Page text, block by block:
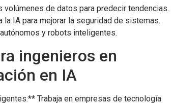
de datos para predecir tendencias.
IA para mejorar la seguridad de sistemas.
y robots inteligentes.
ingenieros en
en IA
Trabaja en empresas de tecnología